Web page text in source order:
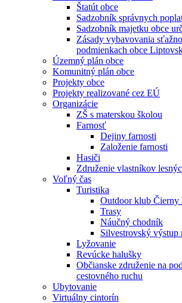
Štatút obce
Sadzobník správnych
Sadzobník majetku obce
Zásady vybavovania
podmienkach obce
Územný plán obce
Komunitný plán obce
Projekty obce
Projekty realizované cez EÚ
Organizácie
ZŠ s materskou školou
Farnosť
Dejiny farnosti
Založenie farnosti
Hasiči
Združenie vlastníkov
Voľný čas
Turistika
Outdoor klub Čierny
Trasy
Náučný chodník
Silvestrovský výstup
Lyžovanie
Revúcke halušky
Občianske združenie na
cestovného ruchu
Ubytovanie
Virtuálny cintorín